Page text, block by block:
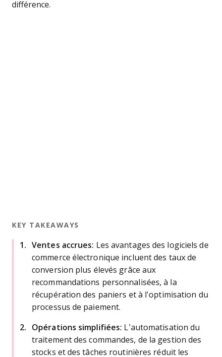
différence.
KEY TAKEAWAYS
Ventes accrues: Les avantages des logiciels de
commerce électronique incluent des taux de
conversion plus élevés grâce aux
recommandations personnalisées, à la
récupération des paniers et à l'optimisation du
processus de paiement.
Opérations simplifiées: L’automatisation du
traitement des commandes, de la gestion des
stocks et des tâches routinières réduit les